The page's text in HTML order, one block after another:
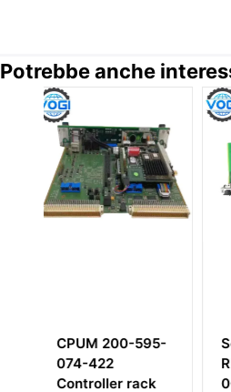
Potrebbe anche
Scheda relè
RLC16 200-570-
000-014 VM600
993-01H
582-